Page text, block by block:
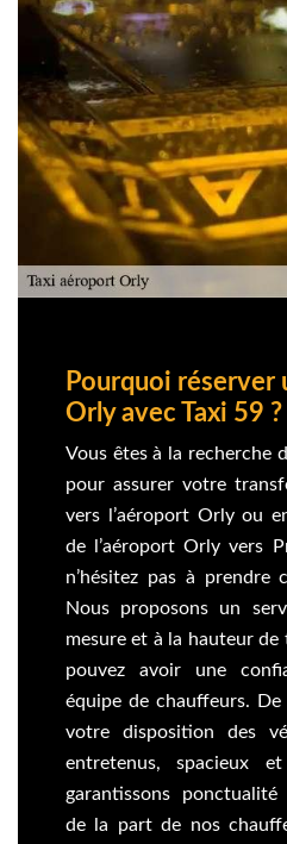
Pourquoi réserver
Orly avec Taxi 59 ?
Vous êtes à la recherche
pour assurer votre
vers l’aéroport Orly ou
de l’aéroport Orly vers
n’hésitez pas à prendre
Nous proposons un
mesure et à la hauteur de
pouvez avoir une
équipe de chauffeurs.
votre disposition des
entretenus, spacieux
garantissons
de la part de nos